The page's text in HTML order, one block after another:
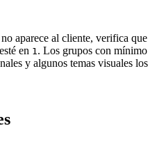
aparece al cliente, verifica que
esté en 1. Los grupos con mínimo
y algunos temas visuales los